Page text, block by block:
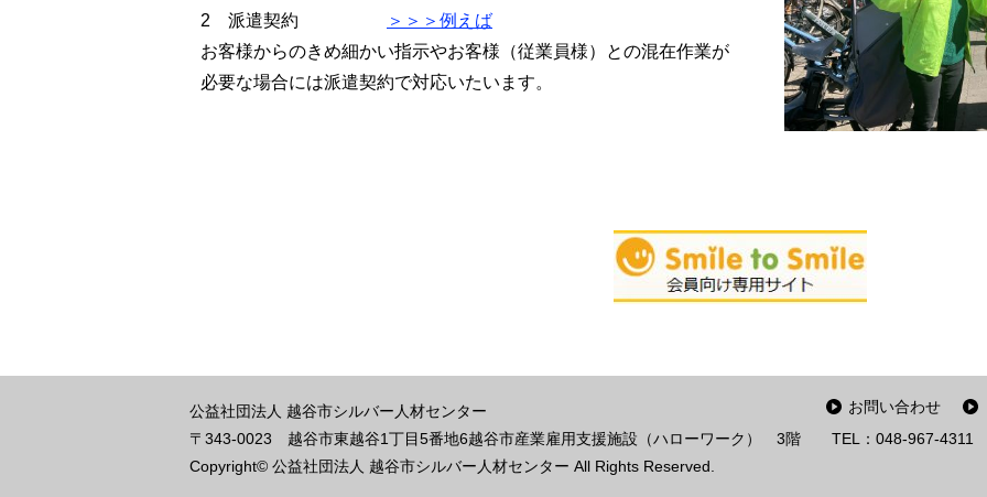
2 派遣契約
＞＞＞例えば
お客様からのきめ細かい指示やお客様（従業員様）との混在作業が
必要な場合には派遣契約で対応いたいます。
お問い合わせ
公益社団法人 越谷市シルバー人材センター
〒343-0023
越谷市東越谷1丁目5番地6越谷市産業雇用支援施設（ハローワーク） 3階 TEL：048-967-4311
Copyright© 公益社団法人 越谷市シルバー人材センター All Rights Reserved.